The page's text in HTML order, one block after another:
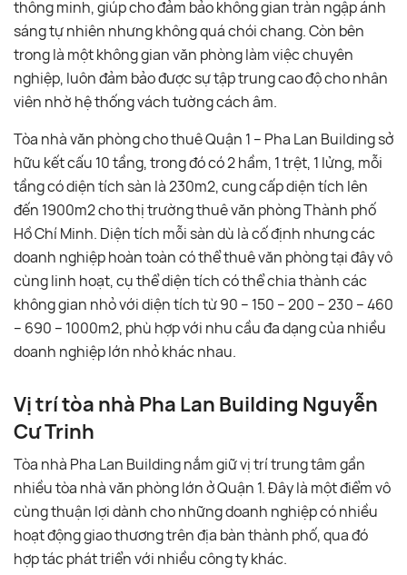
thông minh, giúp cho đảm bảo không gian tràn ngập ánh
sáng tự nhiên nhưng không quá chói chang. Còn bên
trong là một không gian văn phòng làm việc chuyên
nghiệp, luôn đảm bảo được sự tập trung cao độ cho nhân
viên nhờ hệ thống vách tường cách âm.
Tòa nhà văn phòng cho thuê Quận 1 – Pha Lan Building sở
hữu kết cấu 10 tầng, trong đó có 2 hầm, 1 trệt, 1 lửng, mỗi
tầng có diện tích sàn là 230m2, cung cấp diện tích lên
đến 1900m2 cho thị trường thuê văn phòng Thành phố
Hồ Chí Minh. Diện tích mỗi sàn dù là cố định nhưng các
doanh nghiệp hoàn toàn có thể thuê văn phòng tại đây vô
cùng linh hoạt, cụ thể diện tích có thể chia thành các
không gian nhỏ với diện tích từ 90 – 150 – 200 – 230 – 460
– 690 – 1000m2, phù hợp với nhu cầu đa dạng của nhiều
doanh nghiệp lớn nhỏ khác nhau.
Vị trí tòa nhà Pha Lan Building Nguyễn
Cư Trinh
Tòa nhà Pha Lan Building nắm giữ vị trí trung tâm gần
nhiều tòa nhà văn phòng lớn ở Quận 1. Đây là một điểm vô
cùng thuận lợi dành cho những doanh nghiệp có nhiều
hoạt động giao thương trên địa bàn thành phố, qua đó
hợp tác phát triển với nhiều công ty khác.